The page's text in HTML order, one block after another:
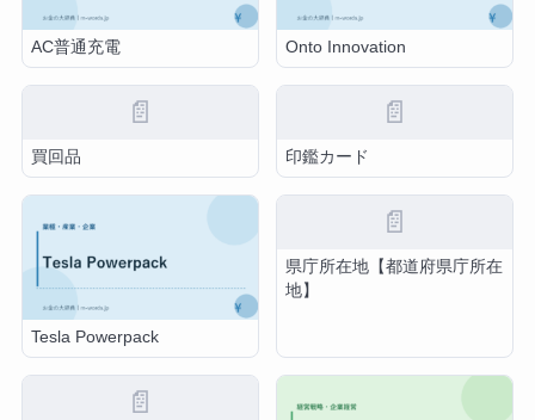
AC普通充電 Onto Innovation
📄
買回品
📄
印鑑カード
Tesla Powerpack
📄
県庁所在地【都道府県庁所在
地】
📄